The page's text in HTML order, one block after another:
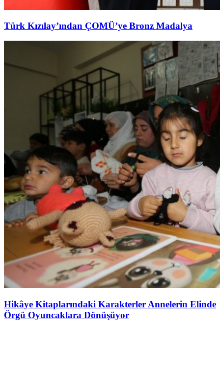
Türk Kızılay’ından ÇOMÜ’ye Bronz Madalya
Hikâye Kitaplarındaki Karakterler Annelerin Elinde
Örgü Oyuncaklara Dönüşüyor